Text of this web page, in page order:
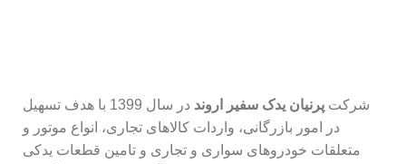
شرکت پرنیان یدک سفیر اروند
در سال 1399 با هدف تسهیل
در امور بازرگانی، واردات کالاهای تجاری، انواع موتور و
متعلقات خودروهای سواری و تجاری و تامین قطعات یدکی